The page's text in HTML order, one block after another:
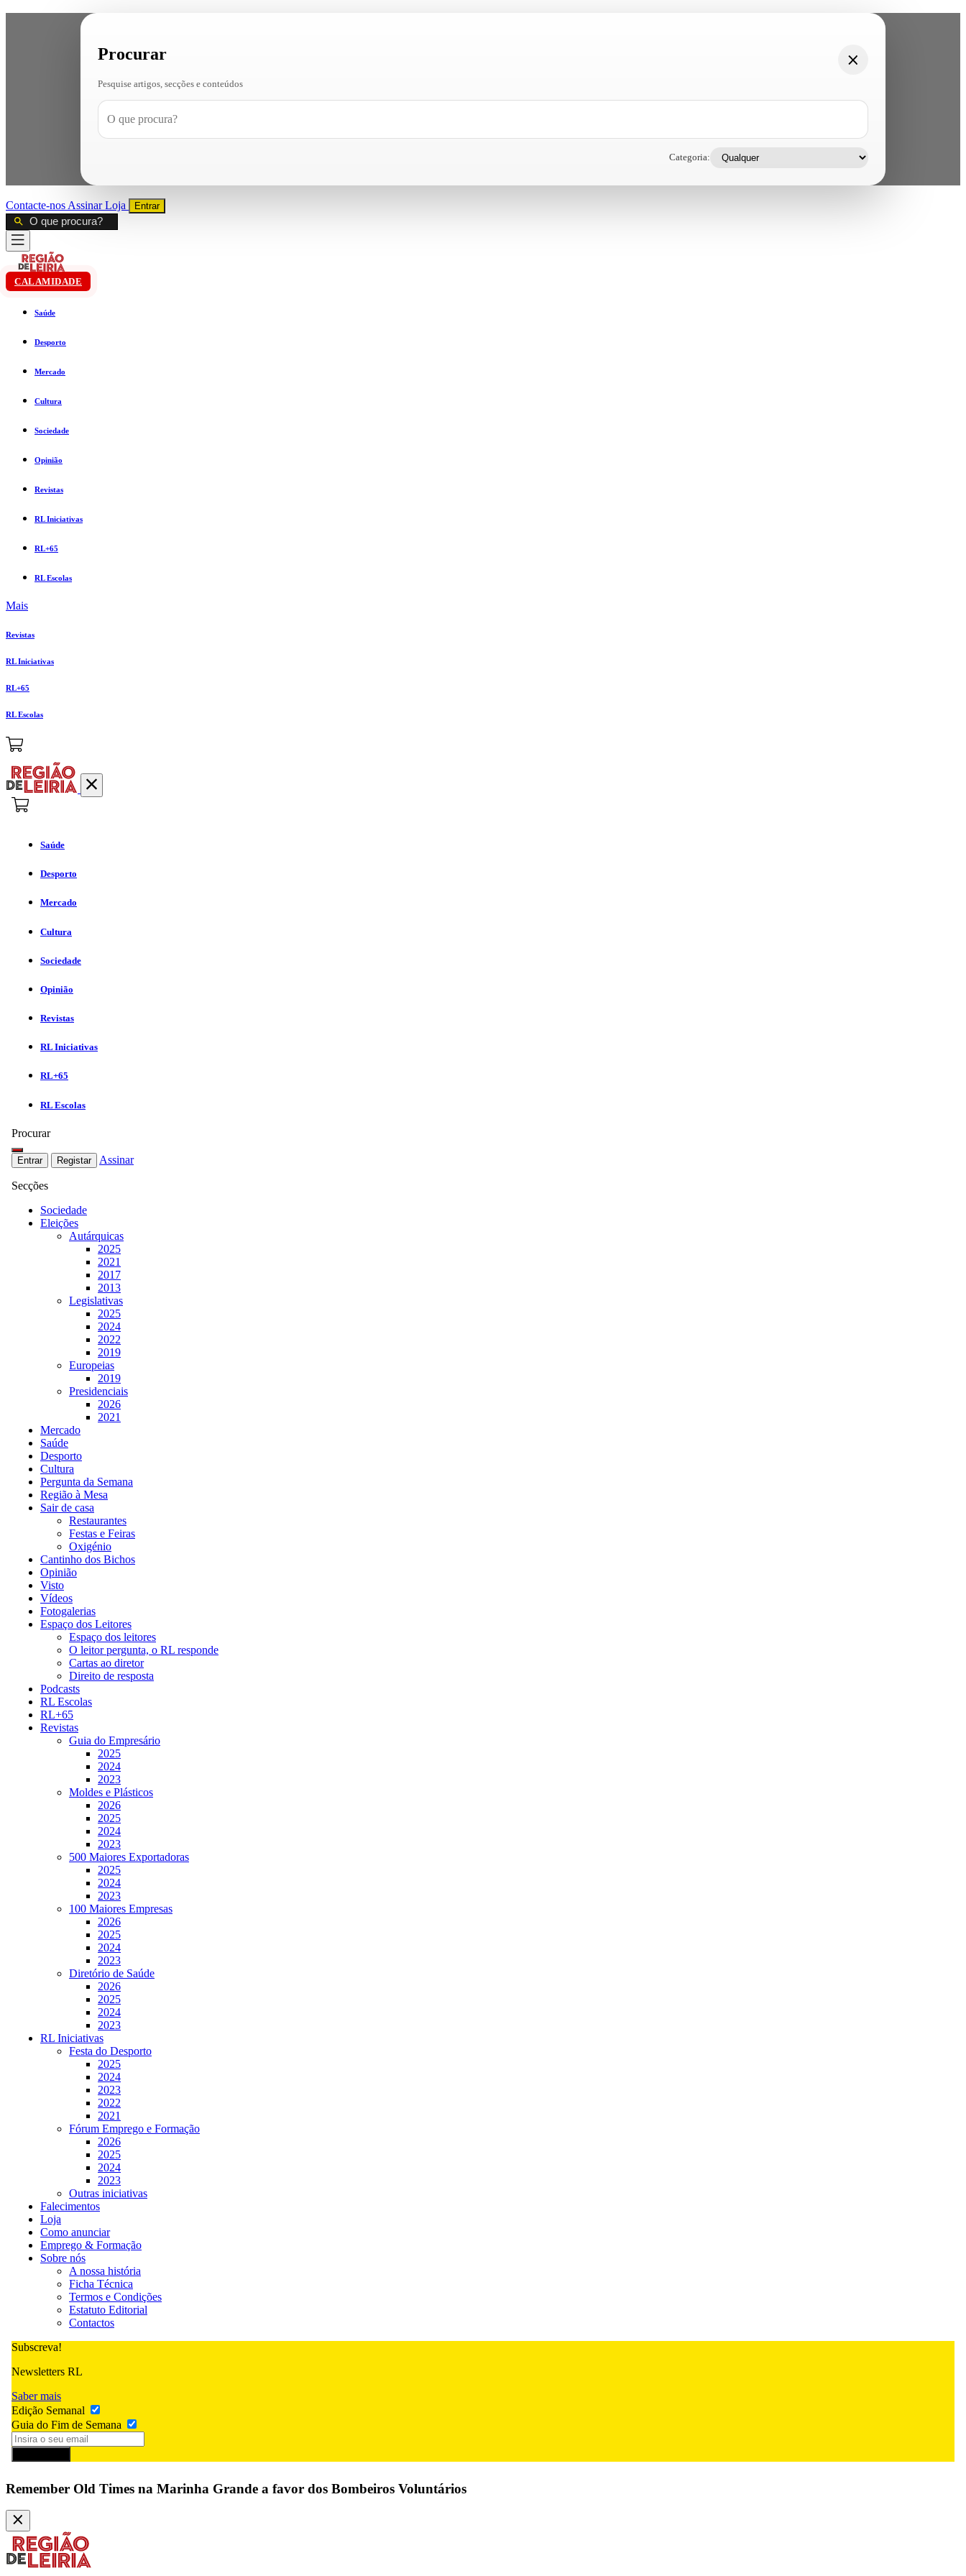
Procurar
Pesquise artigos, secções e conteúdos
Categoria:
Contacte-nos AssinarLoja Entrar
CALAMIDADE
Saúde
Desporto
Mercado
Cultura
Sociedade
Opinião
Revistas
RL Iniciativas
RL+65
RL Escolas
Mais
Revistas
RL Iniciativas
RL+65
RL Escolas
Saúde
Desporto
Mercado
Cultura
Sociedade
Opinião
Revistas
RL Iniciativas
RL+65
RL Escolas
Procurar
Entrar Registar Assinar
Secções
Sociedade
Eleições
Autárquicas
2025
2021
2017
2013
Legislativas
2025
2024
2022
2019
Europeias
2019
Presidenciais
2026
2021
Mercado
Saúde
Desporto
Cultura
Pergunta da Semana
Região à Mesa
Sair de casa
Restaurantes
Festas e Feiras
Oxigénio
Cantinho dos Bichos
Opinião
Visto
Vídeos
Fotogalerias
Espaço dos Leitores
Espaço dos leitores
O leitor pergunta, o RL responde
Cartas ao diretor
Direito de resposta
Podcasts
RL Escolas
RL+65
Revistas
Guia do Empresário
2025
2024
2023
Moldes e Plásticos
2026
2025
2024
2023
500 Maiores Exportadoras
2025
2024
2023
100 Maiores Empresas
2026
2025
2024
2023
Diretório de Saúde
2026
2025
2024
2023
RL Iniciativas
Festa do Desporto
2025
2024
2023
2022
2021
Fórum Emprego e Formação
2026
2025
2024
2023
Outras iniciativas
Falecimentos
Loja
Como anunciar
Emprego & Formação
Sobre nós
A nossa história
Ficha Técnica
Termos e Condições
Estatuto Editorial
Contactos
Subscreva!
Newsletters RL
Saber mais
Edição Semanal
Guia do Fim de Semana
Remember Old Times na Marinha Grande a favor dos Bombeiros Voluntários